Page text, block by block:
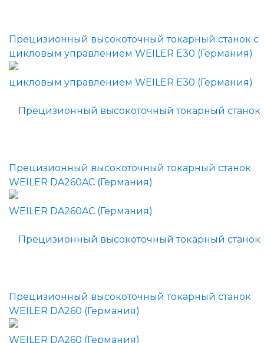
Прецизионный высокоточный токарный станок с
цикловым управлением WEILER E30 (Германия)
Прецизионный высокоточный токарный станок
WEILER DA260AC (Германия)
Прецизионный высокоточный токарный станок
WEILER DA260 (Германия)